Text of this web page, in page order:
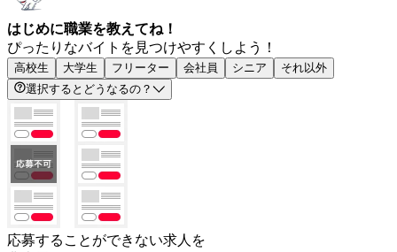
はじめに職業を教えてね！
ぴったりなバイトを見つけやすくしよう！
高校生 大学生 フリーター 会社員 シニア
それ以外
選択するとどうなるの？
応募することができない求人を